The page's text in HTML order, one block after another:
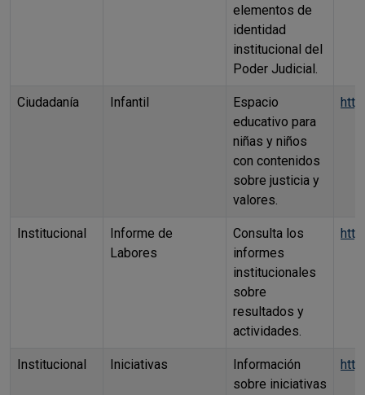
elementos de
identidad
institucional del
Poder Judicial.
Ciudadanía Infantil
Espacio
educativo para
niñas y niños
con contenidos
sobre justicia y
valores.
Institucional
Informe de
Labores
Consulta los
informes
institucionales
sobre
resultados y
actividades.
Institucional Iniciativas
Información
sobre iniciativas